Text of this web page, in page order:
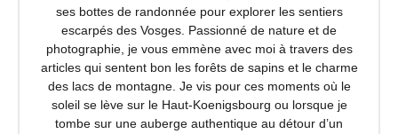
ses bottes de randonnée pour explorer les sentiers
escarpés des Vosges. Passionné de nature et de
photographie, je vous emmène avec moi à travers des
articles qui sentent bon les forêts de sapins et le charme
des lacs de montagne. Je vis pour ces moments où le
soleil se lève sur le Haut-Koenigsbourg ou lorsque je
tombe sur une auberge authentique au détour d’un